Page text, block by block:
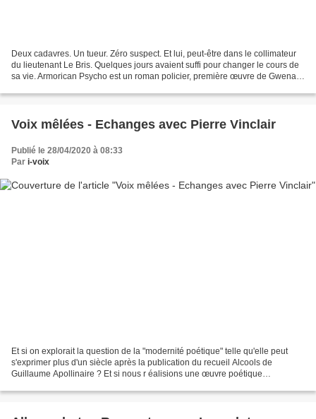
Deux cadavres. Un tueur. Zéro suspect. Et lui, peut-être dans le collimateur
du lieutenant Le Bris. Quelques jours avaient suffi pour changer le cours de
sa vie. Armorican Psycho est un roman policier, première œuvre de Gwenael
Voix mêlées - Echanges avec Pierre Vinclair
Publié le 28/04/2020 à 08:33
Par i-voix
Et si on explorait la question de la "modernité poétique" telle qu'elle peut
s'exprimer plus d'un siècle après la publication du recueil Alcools de
Guillaume Apollinaire ? Et si nous r éalisions une œuvre poétique